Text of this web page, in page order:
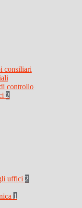
consiliari
controllo
2
uffici 2
1